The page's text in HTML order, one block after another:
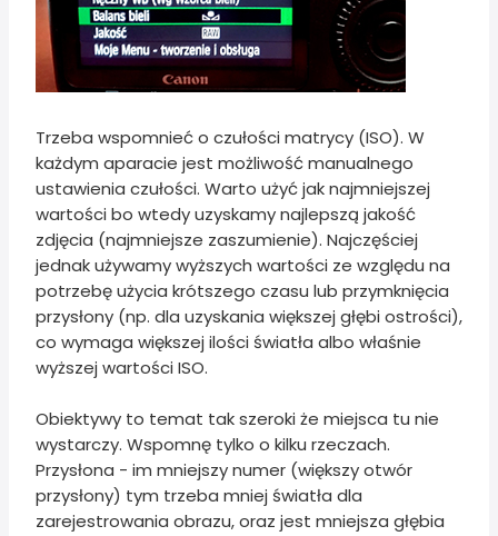
Trzeba wspomnieć o czułości matrycy (ISO). W
każdym aparacie jest możliwość manualnego
ustawienia czułości. Warto użyć jak najmniejszej
wartości bo wtedy uzyskamy najlepszą jakość
zdjęcia (najmniejsze zaszumienie). Najczęściej
jednak używamy wyższych wartości ze względu na
potrzebę użycia krótszego czasu lub przymknięcia
przysłony (np. dla uzyskania większej głębi ostrości),
co wymaga większej ilości światła albo właśnie
wyższej wartości ISO.
Obiektywy to temat tak szeroki że miejsca tu nie
wystarczy. Wspomnę tylko o kilku rzeczach.
Przysłona - im mniejszy numer (większy otwór
przysłony) tym trzeba mniej światła dla
zarejestrowania obrazu, oraz jest mniejsza głębia